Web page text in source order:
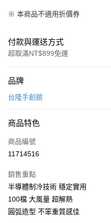
※ 本商品不適用折價券
付款與運送方式
超取滿NT$899免運
信用卡一次付款
Apple Pay
街口支付
Google Pay
全盈+PAY
大哥付你分期
品牌
台隆手創館
商品特色
商品編號
11714516
銷售重點
半導體制冷技術 穩定實用
100檔 大風量 超解熱
圓弧造型 不笨重質感佳